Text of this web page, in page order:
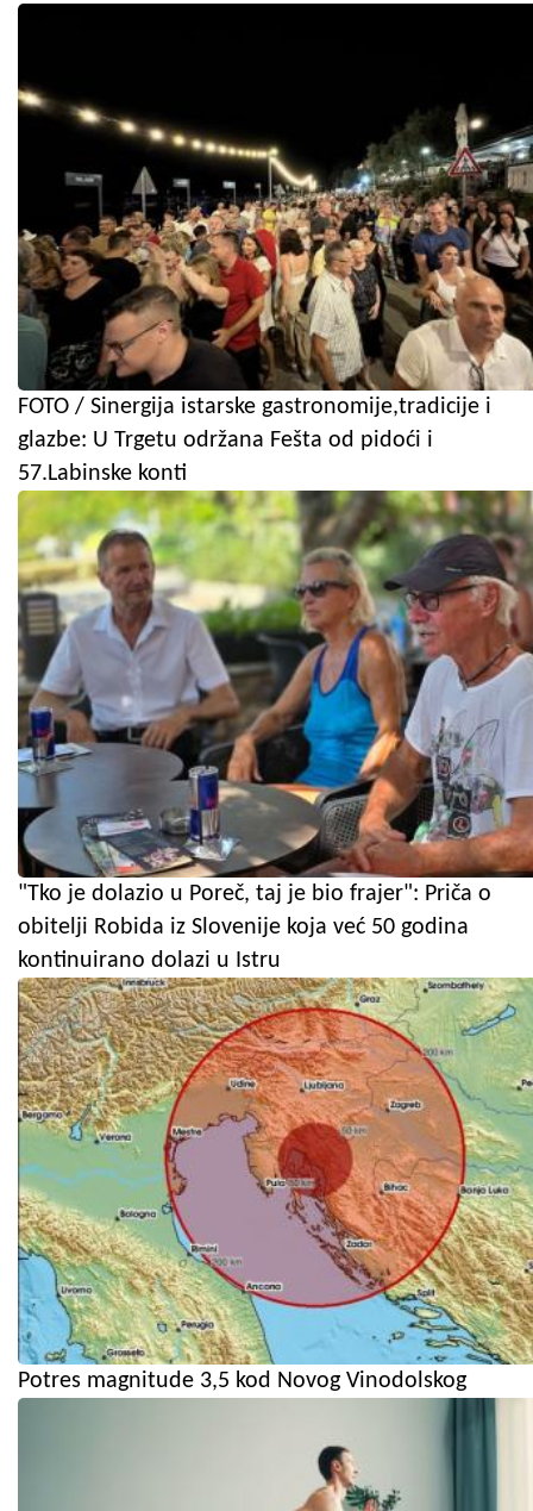
FOTO / Sinergija istarske gastronomije,tradicije i
glazbe: U Trgetu održana Fešta od pidoći i
57.Labinske konti
"Tko je dolazio u Poreč, taj je bio frajer": Priča o
obitelji Robida iz Slovenije koja već 50 godina
kontinuirano dolazi u Istru
Potres magnitude 3,5 kod Novog Vinodolskog